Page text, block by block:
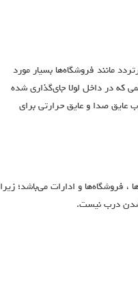
مانند فروشگاه‌ها بسیار مورد
که در داخل لولا جای‌گذاری شده
صدا و عایق حرارتی برای
، فروشگاه‌ها و ادارات می‌باشد؛ زیرا